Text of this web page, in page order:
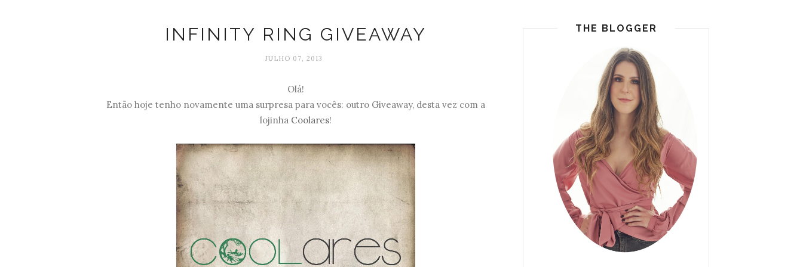
INFINITY RING GIVEAWAY
JULHO 07, 2013
Olá!
Então hoje tenho novamente uma surpresa para vocês: outro Giveaway, desta vez com a
lojinha Coolares!
THE BLOGGER